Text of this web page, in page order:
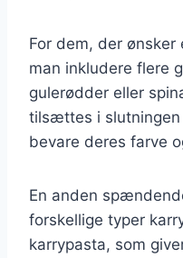
For dem, der ønsker
man inkludere flere
gulerødder eller
tilsættes i
bevare deres farve
En anden
forskellige typer
karrypasta, som